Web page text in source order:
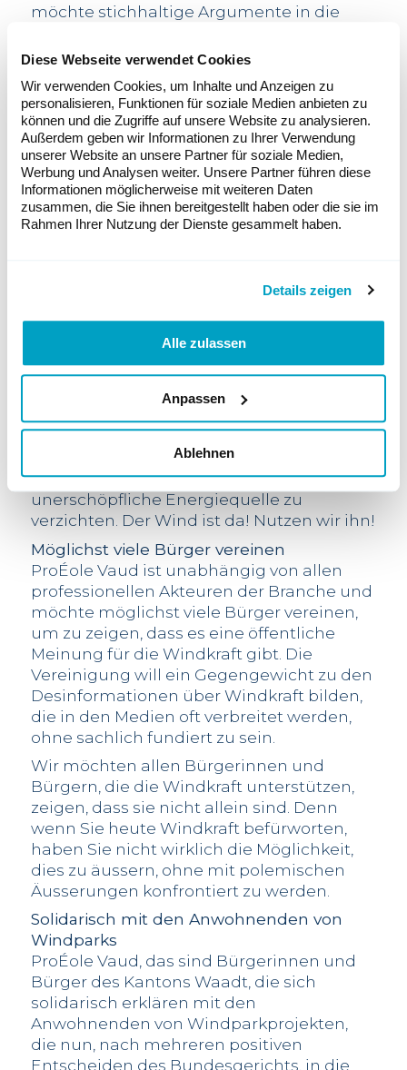
Diese Webseite verwendet Cookies
Wir verwenden Cookies, um Inhalte und Anzeigen zu
personalisieren, Funktionen für soziale Medien anbieten zu
können und die Zugriffe auf unsere Website zu analysieren.
Außerdem geben wir Informationen zu Ihrer Verwendung
unserer Website an unsere Partner für soziale Medien,
Werbung und Analysen weiter. Unsere Partner führen diese
Informationen möglicherweise mit weiteren Daten
zusammen, die Sie ihnen bereitgestellt haben oder die sie im
Rahmen Ihrer Nutzung der Dienste gesammelt haben.
Details zeigen
Alle zulassen
Anpassen
Ablehnen
möchte stichhaltige Argumente in die
Medien positionieren, wo oftmals nur die
Windkraft braucht wenig Platz
Windenergie, die im Einklang mit der
Natur und unter Wahrung der Artenvielfalt
ausgebaut wird, ist unerlässlich und muss
aufgrund ihrer unwiderlegbaren Vorzüge
im zukünftigen Energiemix vertreten sein.
Im Kanton Waadt, einer Region mit
Menschen oder für etwa 5000 E-Autos. Die
ein: Eine Windenergieanlage (4 MW)
produziert genauso viel Strom wie 20’000
Solarpaneele mit einer Fläche von jeweils
Da die Windkraft verglichen mit anderen
Technologien beim CO2-Fussabdruck sehr
gut abschneidet, wäre es falsch, auf diese
unerschöpfliche Energiequelle zu
verzichten. Der Wind ist da! Nutzen wir ihn!
Möglichst viele Bürger vereinen
ProÉole Vaud ist unabhängig von allen
professionellen Akteuren der Branche und
möchte möglichst viele Bürger vereinen,
um zu zeigen, dass es eine öffentliche
Meinung für die Windkraft gibt. Die
Vereinigung will ein Gegengewicht zu den
Desinformationen über Windkraft bilden,
die in den Medien oft verbreitet werden,
ohne sachlich fundiert zu sein.
Wir möchten allen Bürgerinnen und
Bürgern, die die Windkraft unterstützen,
zeigen, dass sie nicht allein sind. Denn
wenn Sie heute Windkraft befürworten,
haben Sie nicht wirklich die Möglichkeit,
dies zu äussern, ohne mit polemischen
Äusserungen konfrontiert zu werden.
Solidarisch mit den Anwohnenden von
Windparks
ProÉole Vaud, das sind Bürgerinnen und
Bürger des Kantons Waadt, die sich
solidarisch erklären mit den
Anwohnenden von Windparkprojekten,
die nun, nach mehreren positiven
Entscheiden des Bundesgerichts, in die